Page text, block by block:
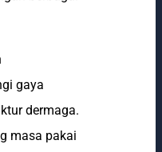
gaya
dermaga.
masa pakai